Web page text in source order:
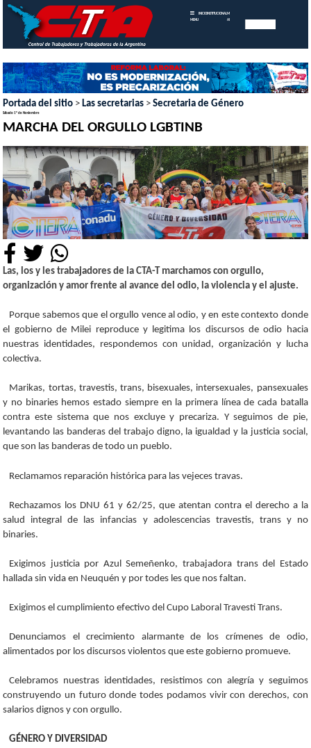
MENU
INICIOINSTITUCIONAL MEMORIAS
ANUALES
Portada del sitio > Las secretarias >Secretaria de Género
Sábado 1° de Noviembre
MARCHA DEL ORGULLO LGBTINB
Las, los y les trabajadores de la CTA-T marchamos con orgullo,
organización y amor frente al avance del odio, la violencia y el ajuste.
Porque sabemos que el orgullo vence al odio, y en este contexto donde
el gobierno de Milei reproduce y legitima los discursos de odio hacia
nuestras identidades, respondemos con unidad, organización y lucha
colectiva.
Marikas, tortas, travestis, trans, bisexuales, intersexuales, pansexuales
y no binaries hemos estado siempre en la primera línea de cada batalla
contra este sistema que nos excluye y precariza. Y seguimos de pie,
levantando las banderas del trabajo digno, la igualdad y la justicia social,
que son las banderas de todo un pueblo.
Reclamamos reparación histórica para las vejeces travas.
Rechazamos los DNU 61 y 62/25, que atentan contra el derecho a la
salud integral de las infancias y adolescencias travestis, trans y no
binaries.
Exigimos justicia por Azul Semeñenko, trabajadora trans del Estado
hallada sin vida en Neuquén y por todes les que nos faltan.
Exigimos el cumplimiento efectivo del Cupo Laboral Travesti Trans.
Denunciamos el crecimiento alarmante de los crímenes de odio,
alimentados por los discursos violentos que este gobierno promueve.
Celebramos nuestras identidades, resistimos con alegría y seguimos
construyendo un futuro donde todes podamos vivir con derechos, con
salarios dignos y con orgullo.
GÉNERO Y DIVERSIDAD